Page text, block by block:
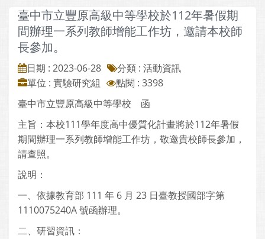
臺中市立豐原高級中等學校於112年暑假期
間辦理一系列教師增能工作坊，邀請本校師
長參加。
日期 : 2023-06-28
分類 : 活動資訊
單位 : 實驗研究組
點閱 : 3398
臺中市立豐原高級中等學校 函
主旨：本校111學年度高中優質化計畫將於112年暑假
期間辦理一系列教師增能工作坊，敬邀貴校師長參加，
請查照。
說明：
一、依據教育部 111 年 6 月 23 日臺教授國部字第
1110075240A 號函辦理。
二、研習資訊：